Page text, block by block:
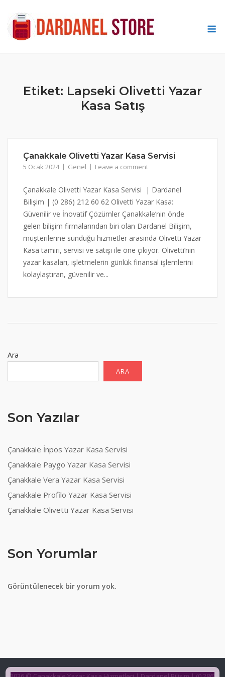
content
Etiket: Lapseki Olivetti Yazar
Kasa Satış
Çanakkale Olivetti Yazar Kasa Servisi
5 Ocak 2024 Genel Leave a comment
Çanakkale Olivetti Yazar Kasa Servisi | Dardanel
Bilişim | (0 286) 212 60 62 Olivetti Yazar Kasa:
Güvenilir ve İnovatif Çözümler Çanakkale’nin önde
gelen bilişim firmalarından biri olan Dardanel Bilişim,
müşterilerine sunduğu hizmetler arasında Olivetti Yazar
Kasa tamiri, servisi ve satışı ile öne çıkıyor. Olivetti’nin
yazar kasaları, işletmelerin günlük finansal işlemlerini
kolaylaştıran, güvenilir ve...
Ara
ARA
Son Yazılar
Çanakkale İnpos Yazar Kasa Servisi
Çanakkale Paygo Yazar Kasa Servisi
Çanakkale Vera Yazar Kasa Servisi
Çanakkale Profilo Yazar Kasa Servisi
Çanakkale Olivetti Yazar Kasa Servisi
Son Yorumlar
Görüntülenecek bir yorum yok.